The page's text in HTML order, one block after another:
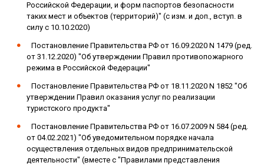
Российской Федерации, и форм паспортов безопасности
таких мест и объектов (территорий)" (с изм. и доп., вступ. в
силу с 10.10.2020)
Постановление Правительства РФ от 16.09.2020 N 1479 (ред.
от 31.12.2020) "Об утверждении Правил противопожарного
режима в Российской Федерации"
Постановление Правительства РФ от 18.11.2020 N 1852 "Об
утверждении Правил оказания услуг по реализации
туристского продукта"
Постановление Правительства РФ от 16.07.2009 N 584 (ред.
от 04.02.2021) "Об уведомительном порядке начала
осуществления отдельных видов предпринимательской
деятельности" (вместе с "Правилами представления